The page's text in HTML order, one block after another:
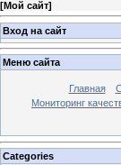
[Мой сайт]
Вход на сайт
Меню сайта
Главная
Мониторинг
Categories